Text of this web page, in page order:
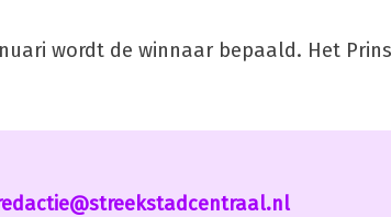
wordt de winnaar bepaald. Het